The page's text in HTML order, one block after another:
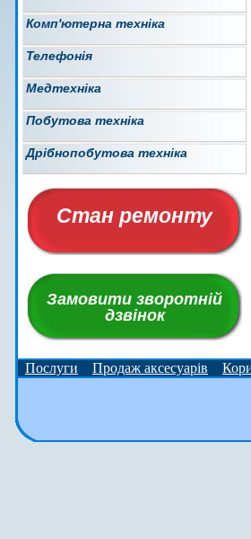
Комп'ютерна техніка
Телефонія
Медтехніка
Побутова техніка
Дрібнопобутова техніка
Стан ремонту
Замовити зворотній
дзвінок
Послуги Продаж аксесуарів